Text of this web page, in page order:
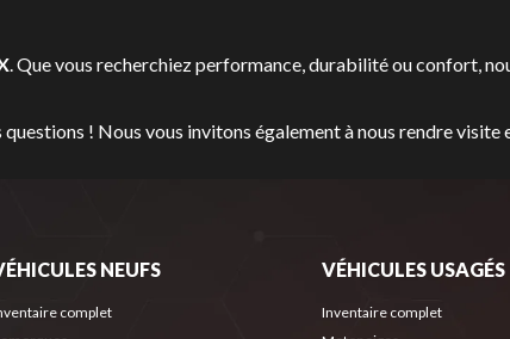
. Que vous recherchiez performance, durabilité ou confort,
! Nous vous invitons également à nous rendre visite
NEUFS
complet
VÉHICULES USAGÉS
Inventaire complet